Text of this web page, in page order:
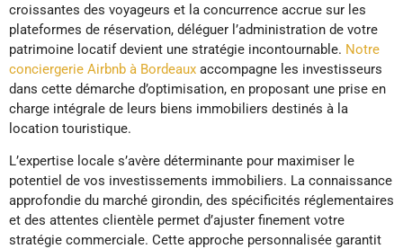
croissantes des voyageurs et la concurrence accrue sur les
plateformes de réservation, déléguer l’administration de votre
patrimoine locatif devient une stratégie incontournable. Notre
conciergerie Airbnb à Bordeaux accompagne les investisseurs
dans cette démarche d’optimisation, en proposant une prise en
charge intégrale de leurs biens immobiliers destinés à la
location touristique.
L’expertise locale s’avère déterminante pour maximiser le
potentiel de vos investissements immobiliers. La connaissance
approfondie du marché girondin, des spécificités réglementaires
et des attentes clientèle permet d’ajuster finement votre
stratégie commerciale. Cette approche personnalisée garantit